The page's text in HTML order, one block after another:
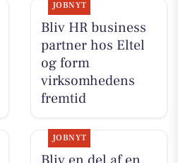
JOBNYT
Bliv HR business
partner hos Eltel
og form
virksomhedens
fremtid
JOBNYT